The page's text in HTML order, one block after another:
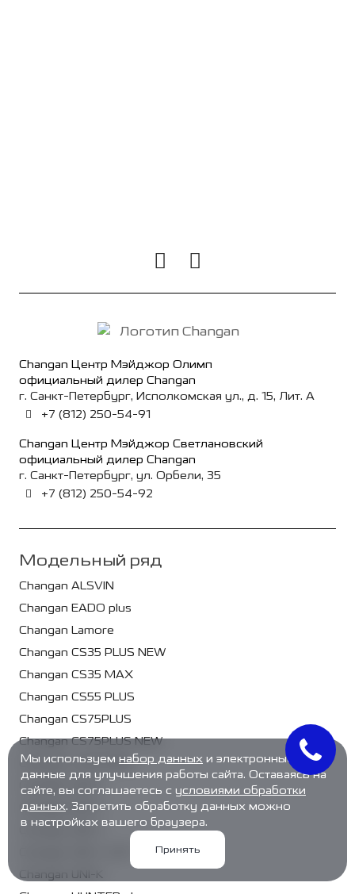
Changan Центр Мэйджор Олимп
официальный дилер Changan
г. Санкт-Петербург, Исполкомская ул., д. 15, Лит. А
+7 (812) 250-54-91
Changan Центр Мэйджор Светлановский
официальный дилер Changan
г. Санкт-Петербург, ул. Орбели, 35
+7 (812) 250-54-92
Модельный ряд
Changan ALSVIN
Changan EADO plus
Changan Lamore
Changan CS35 PLUS NEW
Changan CS35 MAX
Changan CS55 PLUS
Changan CS75PLUS
Changan CS75PLUS NEW
Changan CS95 NEW
Changan UNI-S
Changan UNI-T
Changan UNI-V
Changan UNI-K
Мы используем набор данных и электронные
данные для улучшения работы сайта. Оставаясь на
сайте, вы соглашаетесь с условиями обработки
данных. Запретить обработку данных можно
в настройках вашего браузера.
Принять